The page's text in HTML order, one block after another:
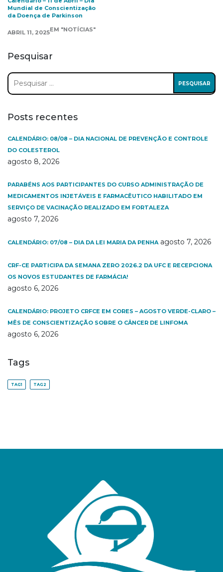
Mundial de Conscientização
da Doença de Parkinson
ABRIL 11, 2025EM "NOTÍCIAS"
Pesquisar
Pesquisar
por:
Posts recentes
CALENDÁRIO: 08/08 – DIA NACIONAL DE PREVENÇÃO E CONTROLE
DO COLESTEROL
agosto 8, 2026
PARABÉNS AOS PARTICIPANTES DO CURSO ADMINISTRAÇÃO DE
MEDICAMENTOS INJETÁVEIS E FARMACÊUTICO HABILITADO EM
SERVIÇO DE VACINAÇÃO REALIZADO EM FORTALEZA
agosto 7, 2026
CALENDÁRIO: 07/08 – DIA DA LEI MARIA DA PENHA agosto 7, 2026
CRF-CE PARTICIPA DA SEMANA ZERO 2026.2 DA UFC E RECEPCIONA
OS NOVOS ESTUDANTES DE FARMÁCIA!
agosto 6, 2026
CALENDÁRIO: PROJETO CRFCE EM CORES – AGOSTO VERDE-CLARO –
MÊS DE CONSCIENTIZAÇÃO SOBRE O CÂNCER DE LINFOMA
agosto 6, 2026
Tags
TAG1 TAG2